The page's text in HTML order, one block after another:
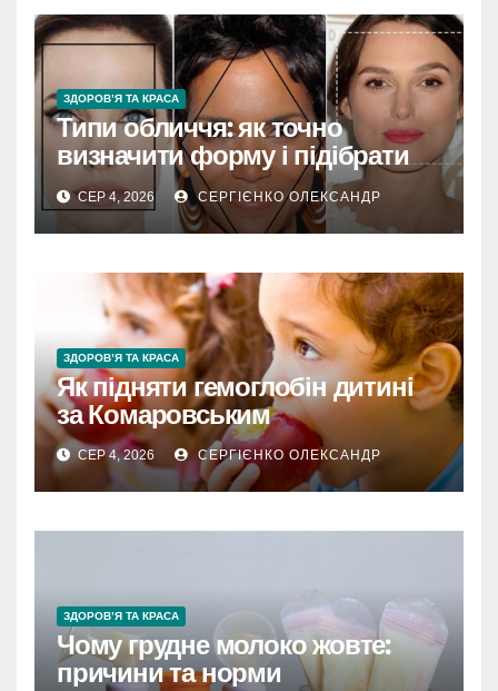
ЗДОРОВ’Я ТА КРАСА
Типи обличчя: як точно
визначити форму і підібрати
стиль
СЕР 4, 2026 СЕРГІЄНКО ОЛЕКСАНДР
ЗДОРОВ’Я ТА КРАСА
Як підняти гемоглобін дитині
за Комаровським
СЕР 4, 2026 СЕРГІЄНКО ОЛЕКСАНДР
ЗДОРОВ’Я ТА КРАСА
Чому грудне молоко жовте:
причини та норми